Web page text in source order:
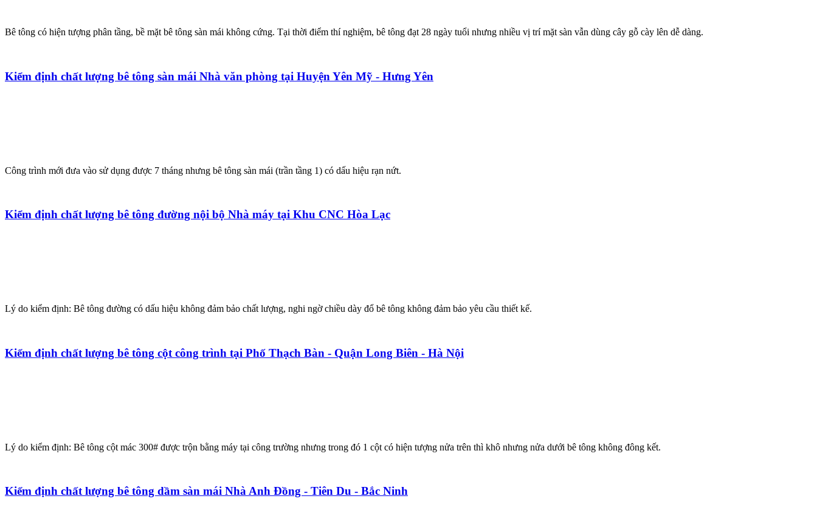
Bê tông có hiện tượng phân tầng, bề mặt bê tông sàn mái không cứng. Tại thời điểm thí nghiệm, bê tông đạt 28 ngày tuổi nhưng nhiều vị trí mặt sàn vẫn dùng cây gỗ cày lên dễ dàng.
Kiểm định chất lượng bê tông sàn mái Nhà văn phòng tại Huyện Yên Mỹ - Hưng Yên
Công trình mới đưa vào sử dụng được 7 tháng nhưng bê tông sàn mái (trần tầng 1) có dấu hiệu rạn nứt.
Kiểm định chất lượng bê tông đường nội bộ Nhà máy tại Khu CNC Hòa Lạc
Lý do kiểm định: Bê tông đường có dấu hiệu không đảm bảo chất lượng, nghi ngờ chiều dày đổ bê tông không đảm bảo yêu cầu thiết kế.
Kiểm định chất lượng bê tông cột công trình tại Phố Thạch Bàn - Quận Long Biên - Hà Nội
Lý do kiểm định: Bê tông cột mác 300# được trộn bằng máy tại công trường nhưng trong đó 1 cột có hiện tượng nửa trên thì khô nhưng nửa dưới bê tông không đông kết.
Kiểm định chất lượng bê tông dầm sàn mái Nhà Anh Đồng - Tiên Du - Bắc Ninh